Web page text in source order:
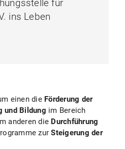
für
ins Leben
einen die Förderung der
und Bildung im Bereich
anderen die Durchführung
zurSteigerung der